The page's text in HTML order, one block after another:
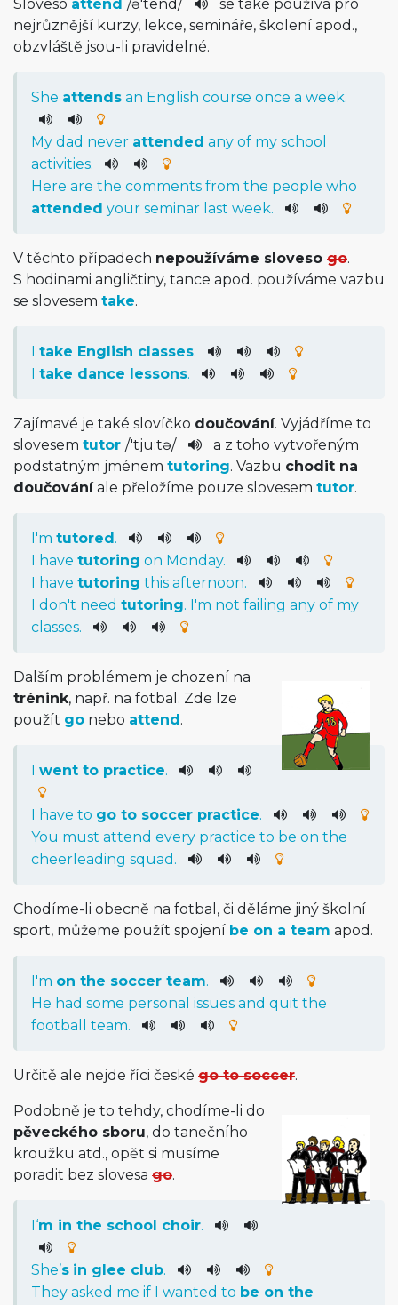
Sloveso attend /ə'tend/
se také používá pro
nejrůznější kurzy, lekce, semináře, školení apod.,
obzvláště jsou-li pravidelné.
She attends an English course once a week.
My dad never attended any of my school
activities.
Here are the comments from the people who
attended your seminar last week.
V těchto případech nepoužíváme sloveso go.
S hodinami angličtiny, tance apod. používáme vazbu
se slovesem take.
I take English classes.
I take dance lessons.
Zajímavé je také slovíčko doučování. Vyjádříme to
slovesem tutor /'tju:tə/­
a z toho vytvořeným
podstatným jménem tutoring. Vazbu chodit na
doučováníale přeložíme pouze slovesem tutor.
I'm tutored.
I have tutoring on Monday.
I have tutoring this afternoon.
I don't need tutoring. I'm not failing any of my
classes.
Dalším problémem je chození na
trénink, např. na fotbal. Zde lze
použít go nebo attend.
I went to practice.
I have to go to soccer practice.
You must attend every practice to be on the
cheerleading squad .
Chodíme-li obecně na fotbal, či děláme jiný školní
sport, můžeme použít spojení be on a team apod.
I'm on the soccer team.
He had some personal issues and quit the
football
team.
Určitě ale nejde říci české go to soccer.
Podobně je to tehdy, chodíme-li do
pěveckého sboru, do tanečního
kroužku atd., opět si musíme
poradit bez slovesa go.
I‘m in the school choir.
She’s in glee club.
They asked me if I wanted to be on the